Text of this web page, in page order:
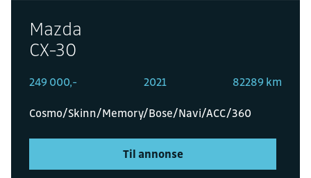
Mazda
CX-30
249 000,- 2021 82289 km
Cosmo/Skinn/Memory/Bose/Navi/ACC/360
Til annonse